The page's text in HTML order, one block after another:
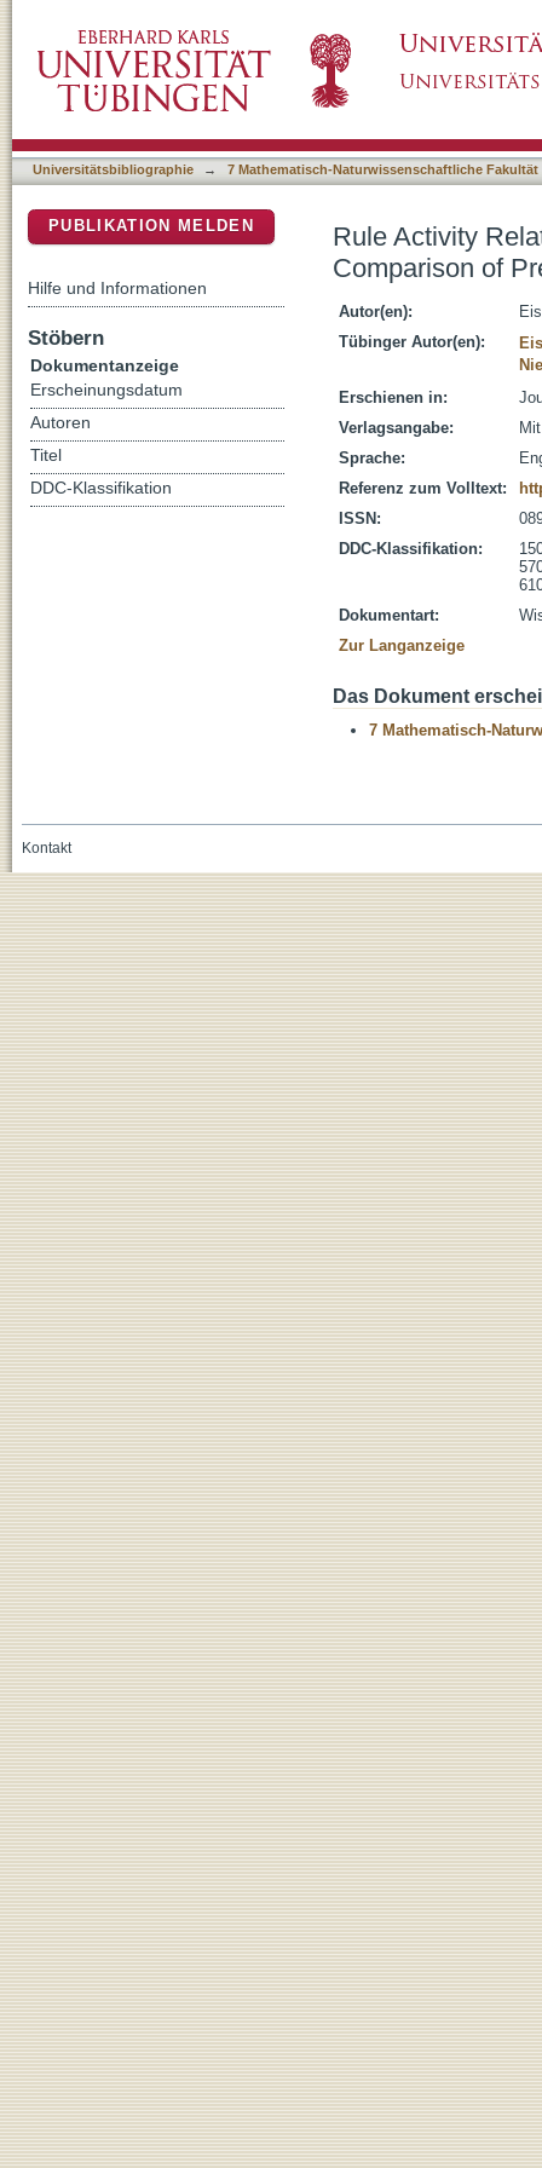
and Cingulate Motor Cortices
Universitätsbibliographie → 7 Mathematisch-Naturwissenschaftliche Fakultät
Rule Activity
Comparison of
Autor(en):
Tübinger Autor(en):
Erschienen in:
Verlagsangabe:
Sprache:
Referenz zum Volltext:
ISSN:
DDC-Klassifikation:
Dokumentart:
Zur Langanzeige
Das Dokument
7 Mathematisch-
PUBLIKATION MELDEN
Hilfe und Informationen
Stöbern
Dokumentanzeige
Erscheinungsdatum
Autoren
Titel
DDC-Klassifikation
Kontakt